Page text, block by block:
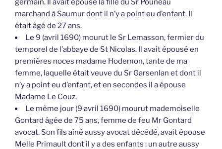
germain. Il avait épousé la fille du Sr Pouneau
marchand à Saumur dont il n’y a point eu d’enfant. Il
était âgé de 27 ans.
Le 9 (avril 1690) mourut le Sr Lemasson, fermier du
temporel de l’abbaye de St Nicolas. Il avait épousé en
premières noces madame Hodemon, tante de ma
femme, laquelle était veuve du Sr Garsenlan et dont il
n’y a point eu d’enfant, et en secondes il a épouse
Madame Le Couz.
Le même jour (9 avril 1690) mourut mademoiselle
Gontard âgée de 75 ans, femme de feu Mr Gontard
avocat. Son fils aîné aussy avocat décédé, avait épouse
Melle Primault dont il y a des enfants ; un autre aussy